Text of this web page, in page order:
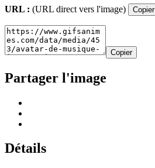
URL : (URL direct vers l'image) Copier
Copier
Partager l'image
Détails